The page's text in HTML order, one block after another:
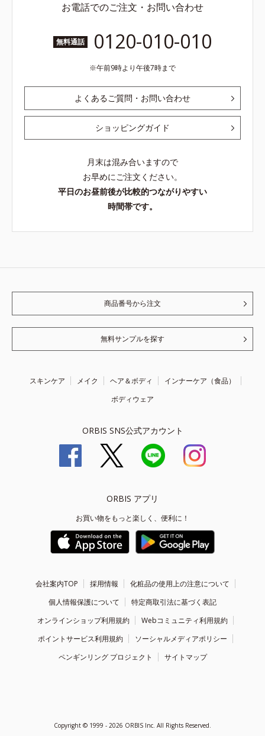
お電話でのご注文・お問い合わせ
無料通話 0120-010-010
午前9時より午後7時まで
よくあるご質問・お問い合わせ
ショッピングガイド
月末は混み合いますので
お早めにご注文ください。
平日のお昼前後が比較的つながりやすい
時間帯です。
商品番号から注文
無料サンプルを探す
スキンケア メイク ヘア＆ボディ
インナーケア（食品）
ボディウェア
ORBIS SNS公式アカウント
ORBIS アプリ
お買い物をもっと楽しく、便利に！
会社案内TOP 採用情報
化粧品の使用上の注意について
個人情報保護について
特定商取引法に基づく表記
オンラインショップ利用規約
Webコミュニティ利用規約
ポイントサービス利用規約
ソーシャルメディアポリシー
ペンギンリング プロジェクト
サイトマップ
Copyright © 1999 - 2026 ORBIS Inc. All Rights Reserved.